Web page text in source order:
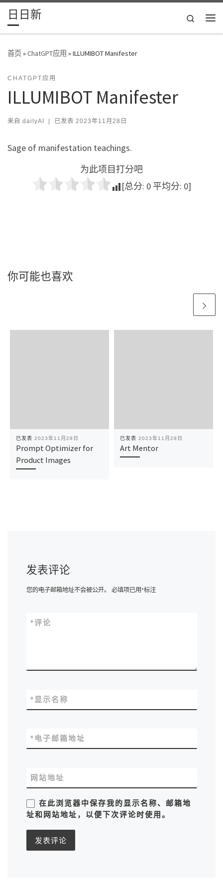
Skip to content
日日新
Search
首页»ChatGPT应用 »ILLUMIBOT Manifester
CHATGPT应用
ILLUMIBOT Manifester
来自 dailyAI | 已发表 2023年11月28日
Sage of manifestation teachings.
为此项目打分吧
[总分: 0 平均分: 0]
你可能也喜欢
已发表 2023年11月28日
Prompt Optimizer for
Product Images
已发表 2023年11月28日
Art Mentor
发表评论
您的电子邮箱地址不会被公开。 必填项已用*标注
评论
*
显示名称
*
电子邮箱地址
*
网站地址
在此浏览器中保存我的显示名称、邮箱地
址和网站地址，以便下次评论时使用。